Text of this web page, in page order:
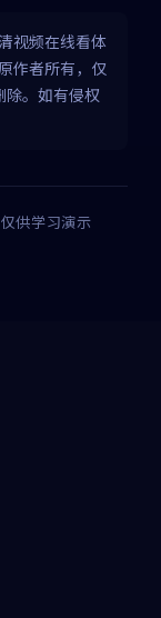
视频在线看体
作者所有，仅
除。如有侵权
供学习演示